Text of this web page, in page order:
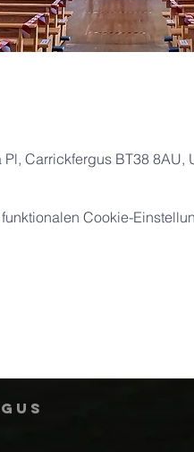
Carrickfergus BT38 8AU,
Cookie-